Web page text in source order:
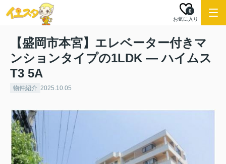
お気に入り
0
【盛岡市本宮】エレベーター付きマ
ンションタイプの1LDK ― ハイムス
T3 5A
物件紹介 2025.10.05